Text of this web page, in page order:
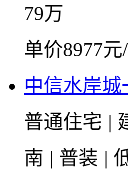
79万
单价8977元
中信水岸城
普通住宅 |
南 | 普装 |